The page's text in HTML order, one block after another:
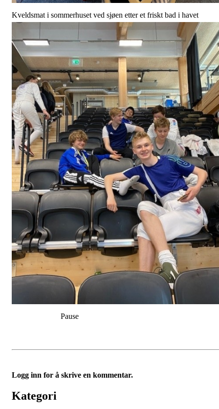
Kveldsmat i sommerhuset ved sjøen etter et friskt bad i havet
Pause
Logg inn for å skrive en kommentar.
Kategori